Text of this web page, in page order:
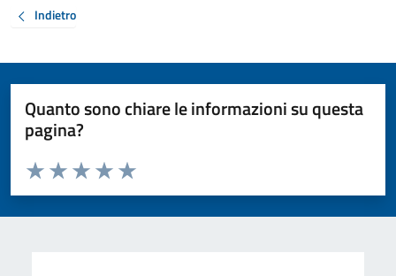
Indietro
Quanto sono chiare le informazioni su questa
pagina?
Valuta da 1 a 5 stelle la pagina
Valuta 5 stelle su 5
Valuta 4 stelle su 5
Valuta 3 stelle su 5
Valuta 2 stelle su 5
Valuta 1 stelle su 5